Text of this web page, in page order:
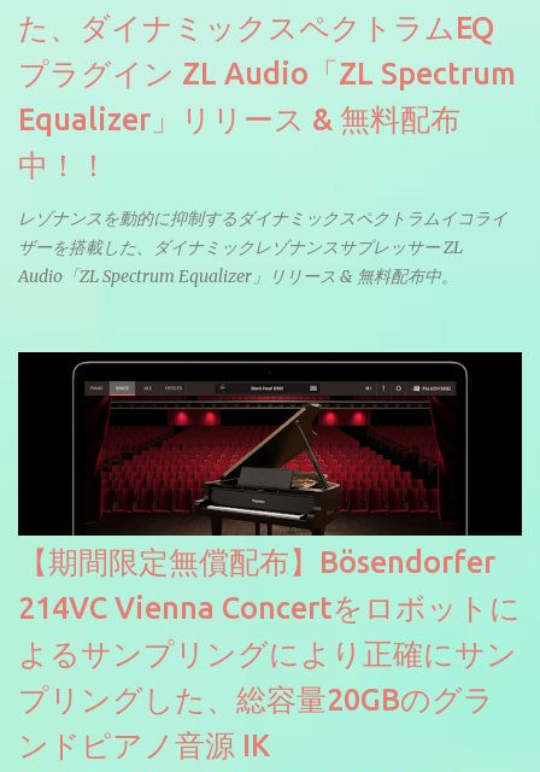
た、ダイナミックスペクトラムEQ
プラグイン ZL Audio「ZL Spectrum
Equalizer」リリース & 無料配布
中！！
レゾナンスを動的に抑制するダイナミックスペクトラムイコライ
ザーを搭載した、ダイナミックレゾナンスサプレッサー ZL
Audio「ZL Spectrum Equalizer」リリース & 無料配布中。
【期間限定無償配布】Bösendorfer
214VC Vienna Concertをロボットに
よるサンプリングにより正確にサン
プリングした、総容量20GBのグラ
ンドピアノ音源 IK